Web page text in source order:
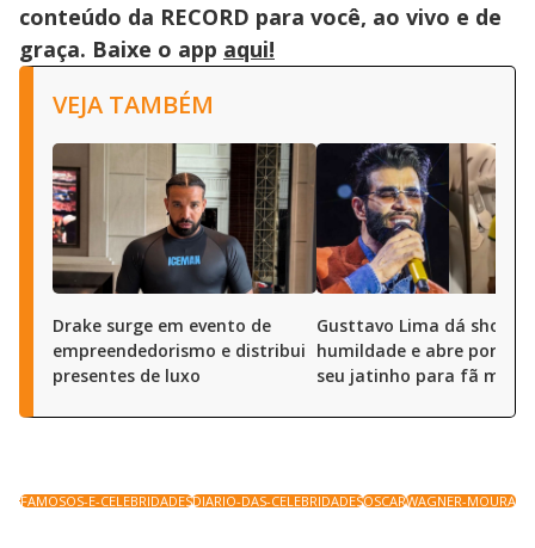
conteúdo da RECORD para você, ao vivo e de
graça. Baixe o app aqui!
VEJA TAMBÉM
Drake surge em evento de
empreendedorismo e distribui
presentes de luxo
Gusttavo Lima dá show
humildade e abre portas
seu jatinho para fã mirim
FAMOSOS-E-CELEBRIDADESDIARIO-DAS-CELEBRIDADESOSCARWAGNER-MOURA